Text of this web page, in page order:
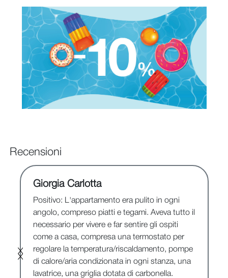
Recensioni
Giorgia Carlotta
Positivo: L'appartamento era pulito in ogni
angolo, compreso piatti e tegami. Aveva tutto il
necessario per vivere e far sentire gli ospiti
come a casa, compresa una termostato per
regolare la temperatura/riscaldamento, pompe
di calore/aria condizionata in ogni stanza, una
lavatrice, una griglia dotata di carbonella.